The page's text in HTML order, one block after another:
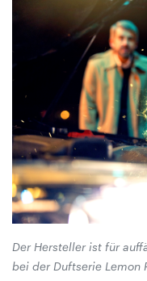
Der Hersteller ist für
bei der Duftserie Lemon